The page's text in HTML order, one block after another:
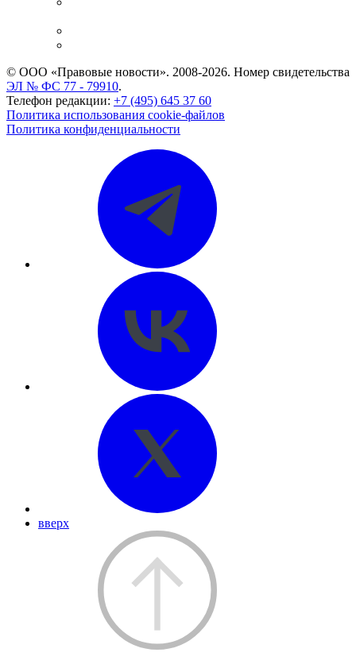
© ООО «Правовые новости». 2008-2026. Номер свидетельства
ЭЛ № ФС 77 - 79910.
Телефон редакции: +7 (495) 645 37 60
Политика использования cookie-файлов
Политика конфиденциальности
вверх